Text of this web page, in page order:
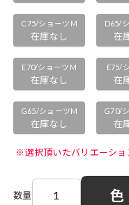
C75/ショーツM
在庫なし
D65/
在
E70/ショーツM
在庫なし
E75/
在
G65/ショーツM
在庫なし
G70/
在
※選択頂いたバリエーショ
数量 色